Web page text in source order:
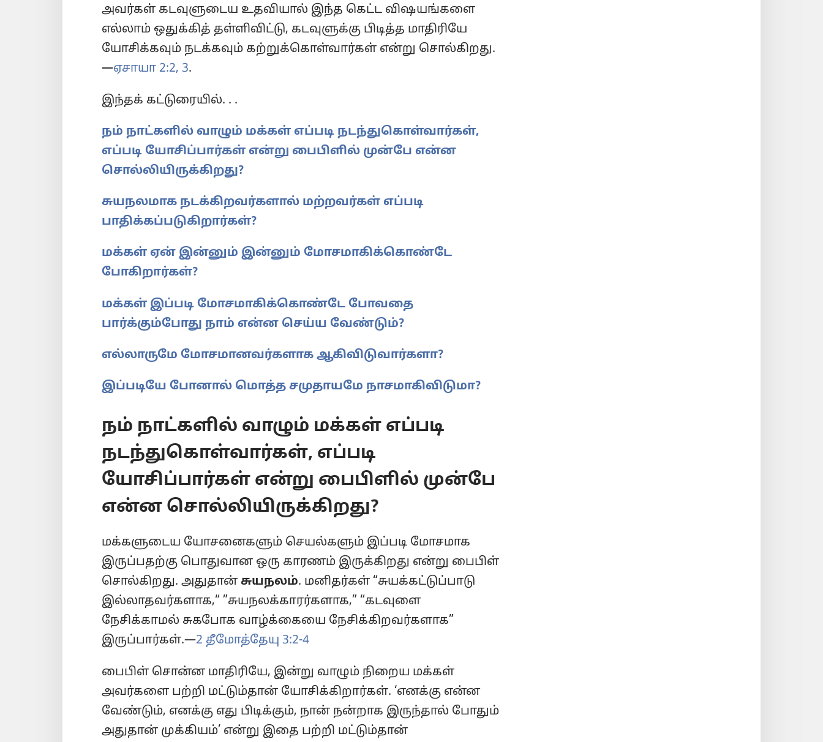
அவர்கள் கடவுளுடைய உதவியால் இந்த கெட்ட விஷயங்களை
எல்லாம் ஒதுக்கித் தள்ளிவிட்டு, கடவுளுக்கு பிடித்த மாதிரியே
யோசிக்கவும் நடக்கவும் கற்றுக்கொள்வார்கள் என்று சொல்கிறது.
—ஏசாயா 2:2, 3.
இந்தக் கட்டுரையில். . .
நம் நாட்களில் வாழும் மக்கள் எப்படி நடந்துகொள்வார்கள்,
எப்படி யோசிப்பார்கள் என்று பைபிளில் முன்பே என்ன
சொல்லியிருக்கிறது?
சுயநலமாக நடக்கிறவர்களால் மற்றவர்கள் எப்படி
பாதிக்கப்படுகிறார்கள்?
மக்கள் ஏன் இன்னும் இன்னும் மோசமாகிக்கொண்டே
போகிறார்கள்?
மக்கள் இப்படி மோசமாகிக்கொண்டே போவதை
பார்க்கும்போது நாம் என்ன செய்ய வேண்டும்?
எல்லாருமே மோசமானவர்களாக ஆகிவிடுவார்களா?
இப்படியே போனால் மொத்த சமுதாயமே நாசமாகிவிடுமா?
நம் நாட்களில் வாழும் மக்கள் எப்படி
நடந்துகொள்வார்கள், எப்படி
யோசிப்பார்கள் என்று பைபிளில் முன்பே
என்ன சொல்லியிருக்கிறது?
மக்களுடைய யோசனைகளும் செயல்களும் இப்படி மோசமாக
இருப்பதற்கு பொதுவான ஒரு காரணம் இருக்கிறது என்று பைபிள்
சொல்கிறது. அதுதான்சுயநலம். மனிதர்கள் “சுயக்கட்டுப்பாடு
இல்லாதவர்களாக,“ ”சுயநலக்காரர்களாக,” “கடவுளை
நேசிக்காமல் சுகபோக வாழ்க்கையை நேசிக்கிறவர்களாக”
இருப்பார்கள்.—2 தீமோத்தேயு 3:2-4
பைபிள் சொன்ன மாதிரியே, இன்று வாழும் நிறைய மக்கள்
அவர்களை பற்றி மட்டும்தான் யோசிக்கிறார்கள். ‘எனக்கு என்ன
வேண்டும், எனக்கு எது பிடிக்கும், நான் நன்றாக இருந்தால் போதும்
அதுதான் முக்கியம்’ என்று இதை பற்றி மட்டும்தான்